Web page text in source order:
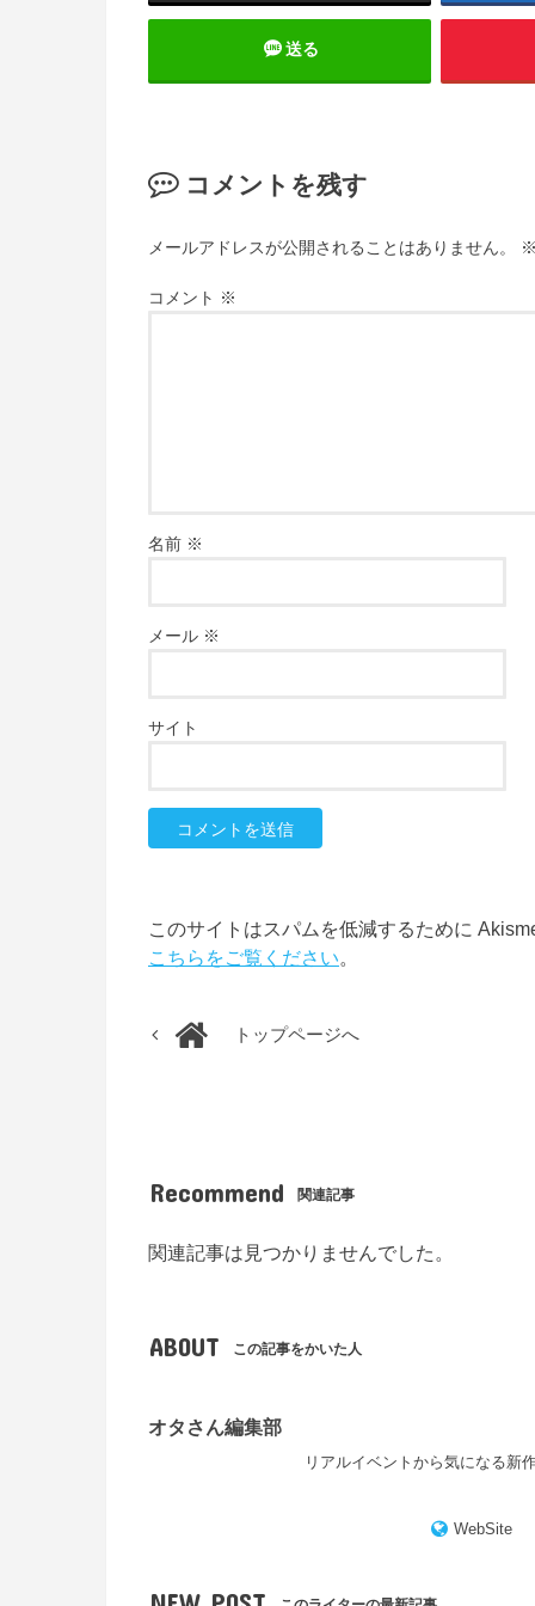
送る
コメントを残す
メールアドレスが公開されることはありません。
コメント ※
名前 ※
メール ※
サイト
このサイトはスパムを低減するために
こちらをご覧ください。
トップページへ
Recommend 関連記事
関連記事は見つかりませんでした。
ABOUT この記事をかいた人
オタさん編集部
リアルイベントから気になる新
WebSite